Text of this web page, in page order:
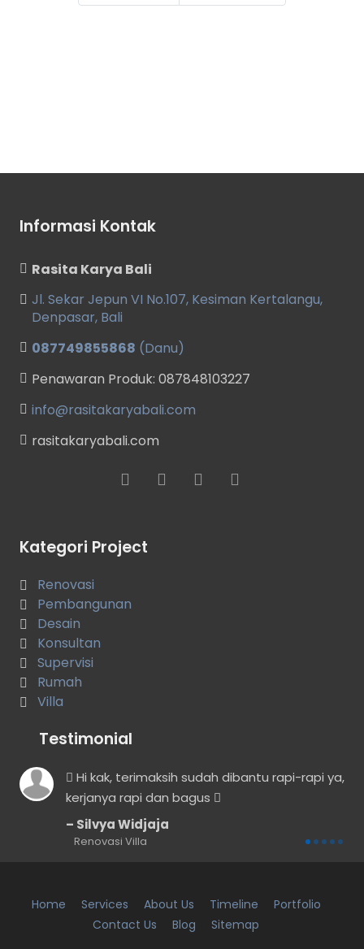
Informasi Kontak
Rasita Karya Bali
Jl. Sekar Jepun VI No.107, Kesiman Kertalangu,
Denpasar, Bali
087749855868 (Danu)
Penawaran Produk: 087848103227
info@rasitakaryabali.com
rasitakaryabali.com
Kategori Project
Renovasi
Pembangunan
Desain
Konsultan
Supervisi
Rumah
Villa
Testimonial
Hi kak, terimaksih sudah dibantu rapi-rapi ya,
kerjanya rapi dan bagus
Silvya Widjaja
Renovasi Villa
Home Services About Us Timeline
Portfolio
Contact Us
Blog Sitemap